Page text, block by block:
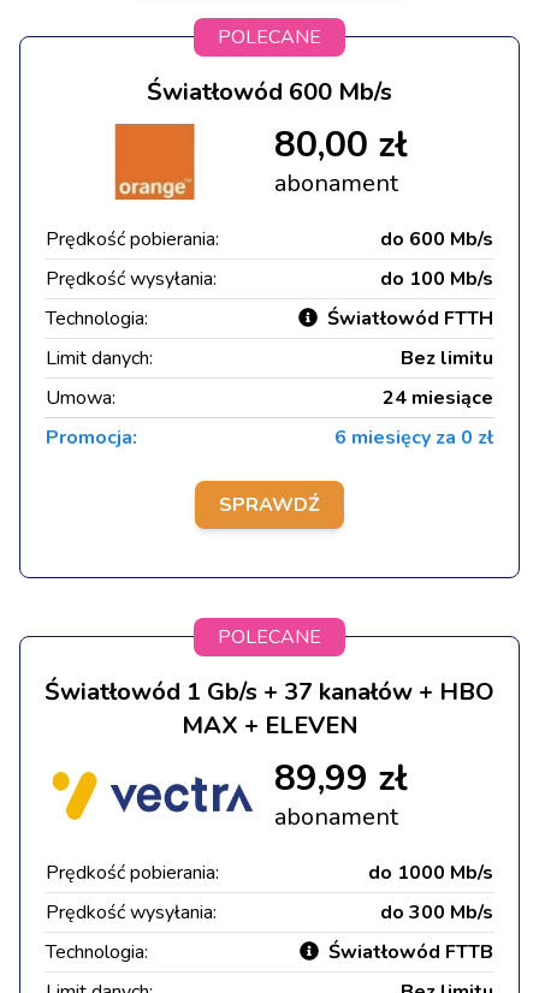
POLECANE
Światłowód 600 Mb/s
80,00 zł
abonament
Prędkość pobierania:
do 600 Mb/s
Prędkość wysyłania:
do 100 Mb/s
Technologia:
Światłowód FTTH
Limit danych:
Bez limitu
Umowa:
24 miesiące
Promocja:
6 miesięcy za 0 zł
SPRAWDŹ
POLECANE
Światłowód 1 Gb/s + 37 kanałów + HBO
MAX + ELEVEN
89,99 zł
abonament
Prędkość pobierania:
do 1000 Mb/s
Prędkość wysyłania:
do 300 Mb/s
Technologia:
Światłowód FTTB